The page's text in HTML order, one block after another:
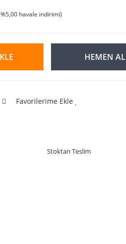
havale indirimi)
HEMEN AL
Favorilerime Ekle
Stoktan Teslim